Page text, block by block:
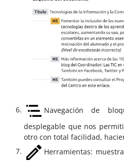
Navegación de
desplegable que nos
otro con total facilidad,
Herramientas: